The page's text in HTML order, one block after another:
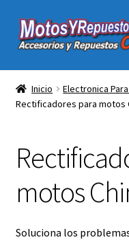
Ir
a
Ir
al
Acc y Rep Motocross
Electronica Para Motos
Filtros para Motos
Inicio Electronica
Rectificadores para motos
motos
Soluciona los